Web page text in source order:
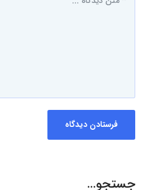
جستجو…